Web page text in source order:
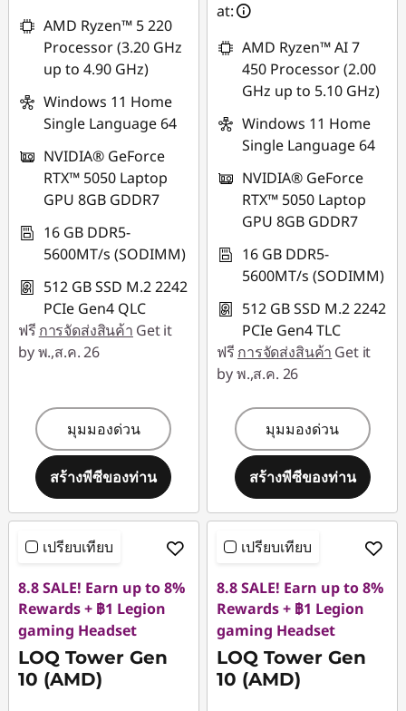
combined
ใช้ eCoupon :
MIDNIGHT
AMD Ryzen™ 5 220
Processor (3.20 GHz
up to 4.90 GHz)
Windows 11 Home
Single Language 64
NVIDIA® GeForce
RTX™ 5050 Laptop
GPU 8GB GDDR7
16 GB DDR5-
5600MT/s (SODIMM)
512 GB SSD M.2 2242
PCIe Gen4 QLC
ฟรี การจัดส่งสินค้า Get it
by พ.,ส.ค. 26
มุมมองด่วน
สร้างพีซีของท่าน
*Savings cannot be
ใช้ eCoupon :
88SALETH
at:
AMD Ryzen™ AI 7
450 Processor (2.00
GHz up to 5.10 GHz)
Windows 11 Home
Single Language 64
NVIDIA® GeForce
RTX™ 5050 Laptop
GPU 8GB GDDR7
16 GB DDR5-
5600MT/s (SODIMM)
512 GB SSD M.2 2242
PCIe Gen4 TLC
ฟรี การจัดส่งสินค้า Get it
by พ.,ส.ค. 26
มุมมองด่วน
สร้างพีซีของท่าน
เปรียบเทียบ
8.8 SALE! Earn up to 8%
Rewards + ฿1 Legion
gaming Headset
LOQ Tower Gen
10 (AMD)
เปรียบเทียบ
8.8 SALE! Earn up to 8%
Rewards + ฿1 Legion
gaming Headset
LOQ Tower Gen
10 (AMD)